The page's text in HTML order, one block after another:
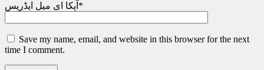
آپکا ای میل ایڈریس *
Save my name, email, and website in this browser for the next
time I comment.